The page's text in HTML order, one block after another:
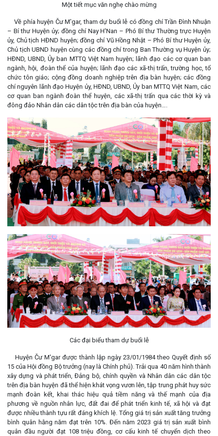
Một tiết mục văn nghẹ chào mừng
Về phía huyện Čư M'gar, tham dự buổi lễ có đồng chí Trần Đình Nhuận
– Bí thư Huyện ủy; đồng chí Nay H'Nan – Phó Bí thư Thường trực Huyện
ủy, Chủ tịch HĐND huyện; đồng chí Vũ Hồng Nhật – Phó Bí thư Huyện ủy,
Chủ tịch UBND huyện cùng các đồng chí trong Ban Thường vụ Huyện ủy;
HĐND, UBND, Ủy ban MTTQ Việt Nam huyện; lãnh đạo các cơ quan ban
ngành, hội, đoàn thể của huyện; lãnh đạo các xã-thị trấn, trường học, tổ
chức tôn giáo; cộng đồng doanh nghiệp trên địa bàn huyện; các đồng
chí nguyên lãnh đạo Huyện ủy, HĐND, UBND, Ủy ban MTTQ Việt Nam, các
cơ quan ban ngành đoàn thể huyện, các xã-thị trấn qua các thời kỳ và
đông đảo Nhân dân các dân tộc trên địa bàn của huyện….
Các đại biểu tham dự buổi lễ
Huyện Čư M'gar được thành lập ngày 23/01/1984 theo Quyết định số
15 của Hội đồng Bộ trưởng (nay là Chính phủ). Trải qua 40 năm hình thành
xây dựng và phát triển, Đảng bộ, chính quyền và Nhân dân các dân tộc
trên địa bàn huyện đã thể hiện khát vọng vươn lên, tập trung phát huy sức
mạnh đoàn kết, khai thác hiệu quả tiềm năng và thế mạnh của địa
phương về nguồn nhân lực, đất đai để phát triển kinh tế, xã hội và đạt
được nhiều thành tựu rất đáng khích lệ. Tổng giá trị sản xuất tăng trưởng
bình quân hằng năm đạt trên 10%. Đến năm 2023 giá trị sản xuất bình
quân đầu người đạt 108 triệu đồng, cơ cấu kinh tế chuyển dịch theo